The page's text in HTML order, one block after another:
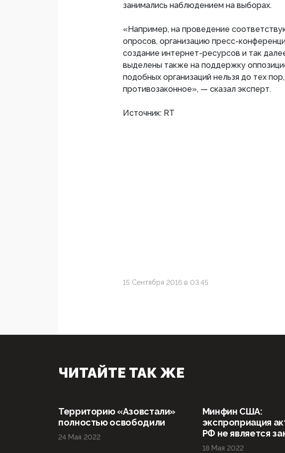
занимались наблюдением на выборах.
«Например, на проведение
опросов, организацию пресс-
создание интернет-ресурсов и так
выделены также на поддержку
подобных организаций нельзя до тех
противозаконное», — сказал эксперт.
Источник: RT
15 Сентября 2016 в 03:45
ЧИТАЙТЕ ТАК ЖЕ
Территорию «Азовстали»
полностью освободили
24 Мая 2022
Минфин США:
экспроприация
РФ не является
18 Мая 2022